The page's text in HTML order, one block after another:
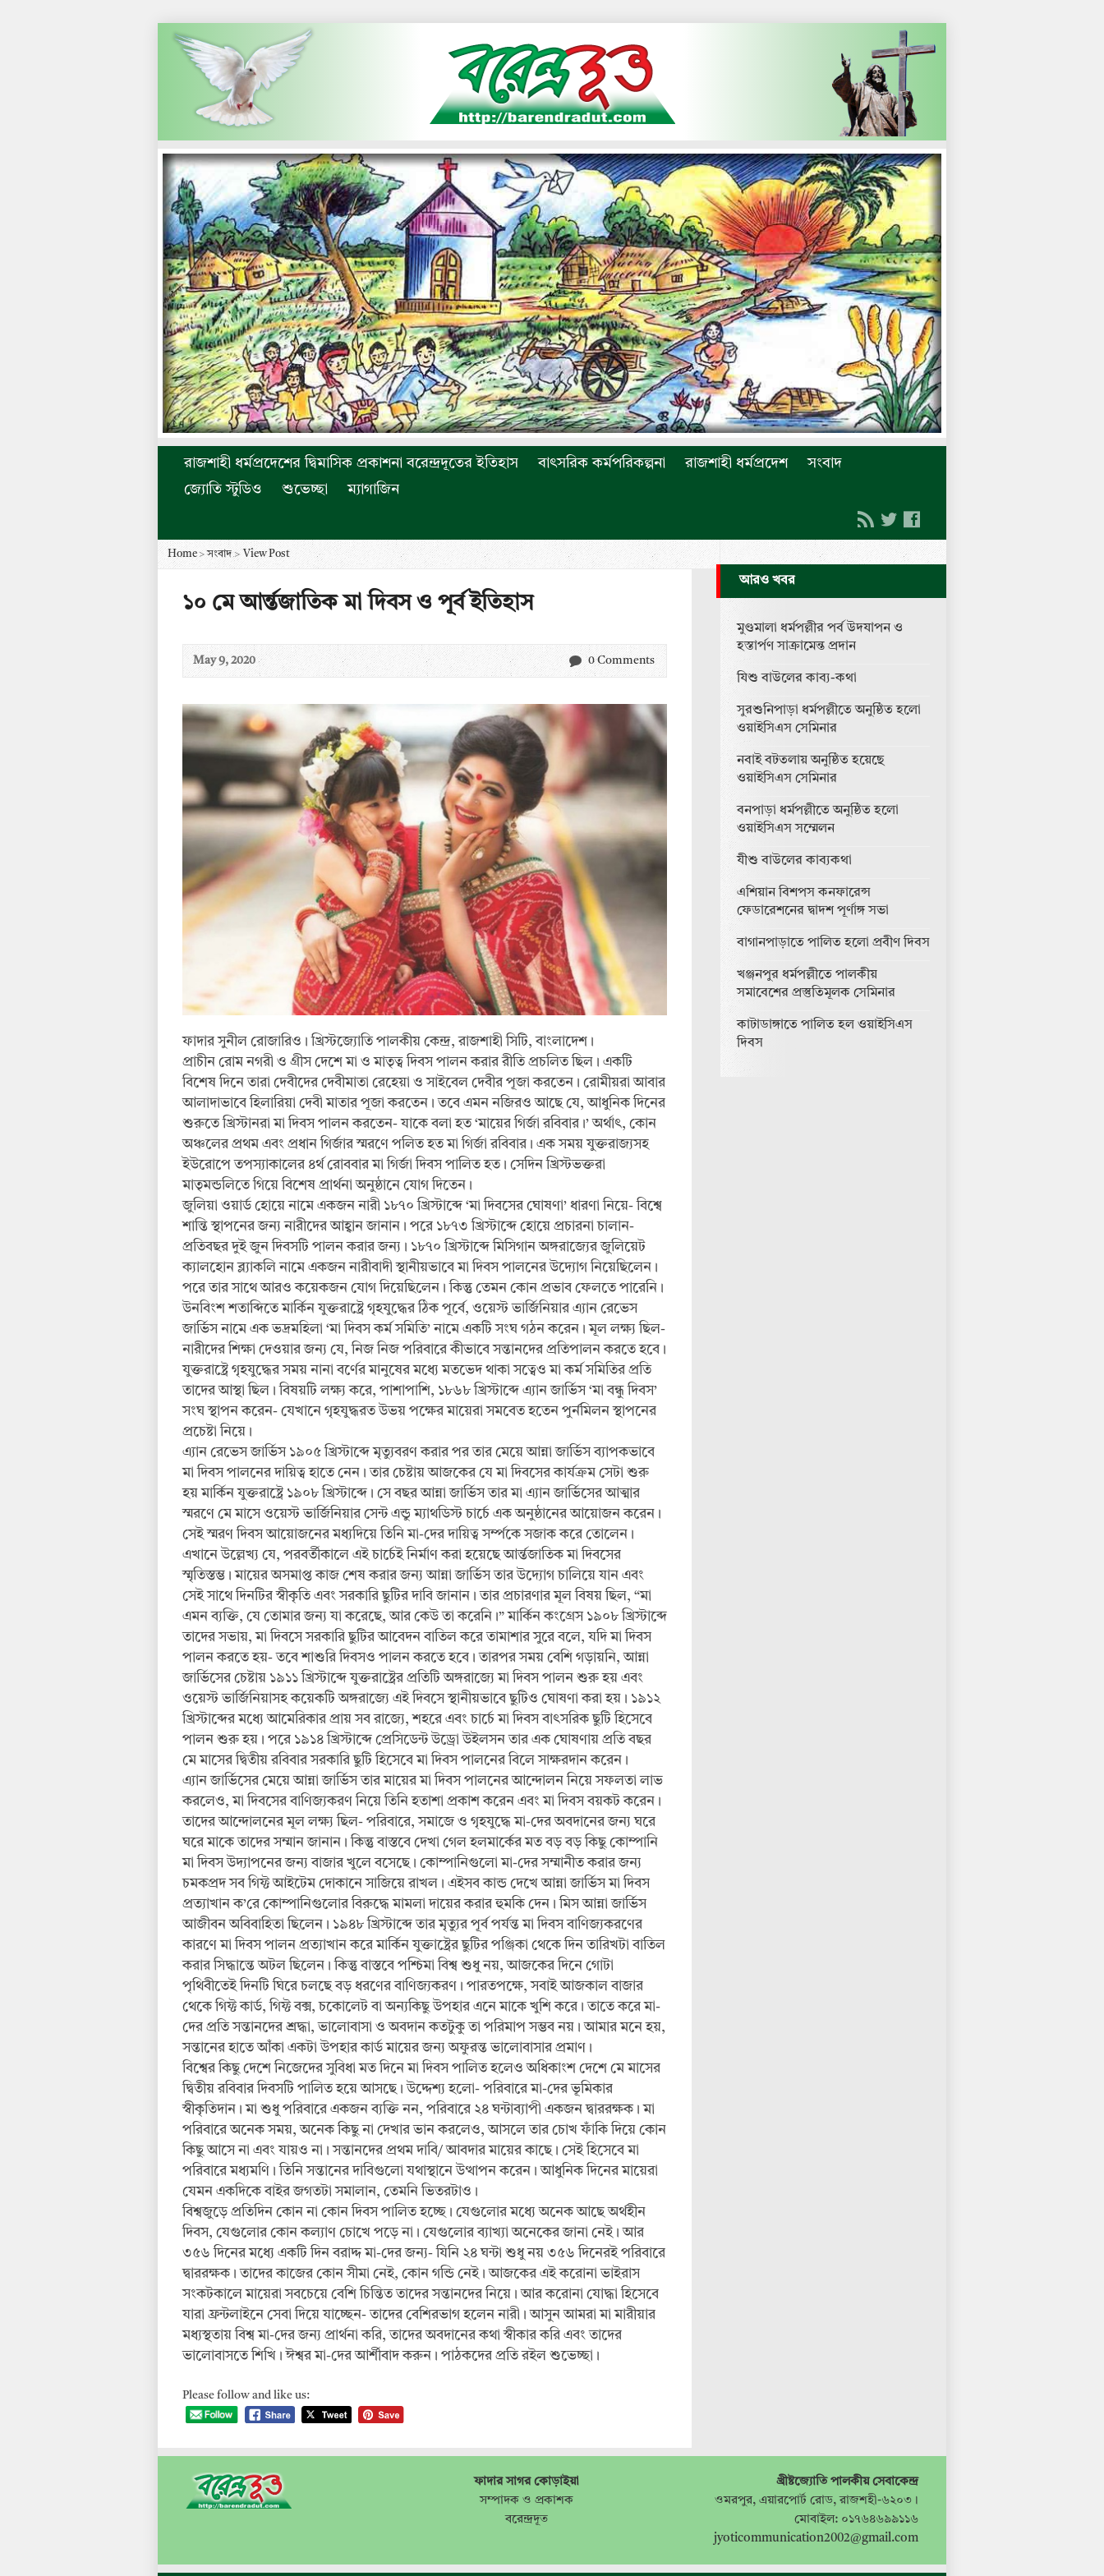
রাজশাহী ধর্মপ্রদেশের দ্বিমাসিক প্রকাশনা বরেন্দ্রদূতের ইতিহাস বাৎসরিক কর্মপরিকল্পনা রাজশাহী ধর্মপ্রদেশ
সংবাদ
জ্যোতি স্টুডিও
শুভেচ্ছা ম্যাগাজিন
Home >সংবাদ> View Post
১০ মে আর্ন্তজাতিক মা দিবস ও পূর্ব ইতিহাস
May 9, 2020 0 Comments
ফাদার সুনীল রোজারিও। খ্রিস্টজ্যোতি পালকীয় কেন্দ্র, রাজশাহী সিটি, বাংলাদেশ।
প্রাচীন রোম নগরী ও গ্রীস দেশে মা ও মাতৃত্ব দিবস পালন করার রীতি প্রচলিত ছিল। একটি
বিশেষ দিনে তারা দেবীদের দেবীমাতা রেহেয়া ও সাইবেল দেবীর পূজা করতেন। রোমীয়রা আবার
আলাদাভাবে হিলারিয়া দেবী মাতার পূজা করতেন। তবে এমন নজিরও আছে যে, আধুনিক দিনের
শুরুতে খ্রিস্টানরা মা দিবস পালন করতেন- যাকে বলা হত ‘মায়ের গির্জা রবিবার।’ অর্থাৎ, কোন
অঞ্চলের প্রথম এবং প্রধান গির্জার স্মরণে পলিত হত মা গির্জা রবিবার। এক সময় যুক্তরাজ্যসহ
ইউরোপে তপস্যাকালের ৪র্থ রোববার মা গির্জা দিবস পালিত হত। সেদিন খ্রিস্টভক্তরা
মাতৃমন্ডলিতে গিয়ে বিশেষ প্রার্থনা অনুষ্ঠানে যোগ দিতেন।
জুলিয়া ওয়ার্ড হোয়ে নামে একজন নারী ১৮৭০ খ্রিস্টাব্দে ‘মা দিবসের ঘোষণা’ ধারণা নিয়ে- বিশ্বে
শান্তি স্থাপনের জন্য নারীদের আহ্বান জানান। পরে ১৮৭৩ খ্রিস্টাব্দে হোয়ে প্রচারনা চালান-
প্রতিবছর দুই জুন দিবসটি পালন করার জন্য। ১৮৭০ খ্রিস্টাব্দে মিসিগান অঙ্গরাজ্যের জুলিয়েট
ক্যালহোন ব্ল্যাকলি নামে একজন নারীবাদী স্থানীয়ভাবে মা দিবস পালনের উদ্যোগ নিয়েছিলেন।
পরে তার সাথে আরও কয়েকজন যোগ দিয়েছিলেন। কিন্তু তেমন কোন প্রভাব ফেলতে পারেনি।
উনবিংশ শতাব্দিতে মার্কিন যুক্তরাষ্ট্রে গৃহযুদ্ধের ঠিক পূর্বে, ওয়েস্ট ভার্জিনিয়ার এ্যান রেভেস
জার্ভিস নামে এক ভদ্রমহিলা ‘মা দিবস কর্ম সমিতি’ নামে একটি সংঘ গঠন করেন। মূল লক্ষ্য ছিল-
নারীদের শিক্ষা দেওয়ার জন্য যে, নিজ নিজ পরিবারে কীভাবে সন্তানদের প্রতিপালন করতে হবে।
যুক্তরাষ্ট্রে গৃহযুদ্ধের সময় নানা বর্ণের মানুষের মধ্যে মতভেদ থাকা সত্বেও মা কর্ম সমিতির প্রতি
তাদের আস্থা ছিল। বিষয়টি লক্ষ্য করে, পাশাপাশি, ১৮৬৮ খ্রিস্টাব্দে এ্যান জার্ভিস ‘মা বন্ধু দিবস’
সংঘ স্থাপন করেন- যেখানে গৃহযুদ্ধরত উভয় পক্ষের মায়েরা সমবেত হতেন পুর্নমিলন স্থাপনের
প্রচেষ্টা নিয়ে।
এ্যান রেভেস জার্ভিস ১৯০৫ খ্রিস্টাব্দে মৃত্যুবরণ করার পর তার মেয়ে আন্না জার্ভিস ব্যাপকভাবে
মা দিবস পালনের দায়িত্ব হাতে নেন। তার চেষ্টায় আজকের যে মা দিবসের কার্যক্রম সেটা শুরু
হয় মার্কিন যুক্তরাষ্ট্রে ১৯০৮ খ্রিস্টাব্দে। সে বছর আন্না জার্ভিস তার মা এ্যান জার্ভিসের আত্মার
স্মরণে মে মাসে ওয়েস্ট ভার্জিনিয়ার সেন্ট এন্ডু ম্যাথডিস্ট চার্চে এক অনুষ্ঠানের আয়োজন করেন।
সেই স্মরণ দিবস আয়োজনের মধ্যদিয়ে তিনি মা-দের দায়িত্ব সর্ম্পকে সজাক করে তোলেন।
এখানে উল্লেখ্য যে, পরবর্তীকালে এই চার্চেই নির্মাণ করা হয়েছে আর্ন্তজাতিক মা দিবসের
স্মৃতিস্তম্ভ। মায়ের অসমাপ্ত কাজ শেষ করার জন্য আন্না জার্ভিস তার উদ্যোগ চালিয়ে যান এবং
সেই সাথে দিনটির স্বীকৃতি এবং সরকারি ছুটির দাবি জানান। তার প্রচারণার মূল বিষয় ছিল, “মা
এমন ব্যক্তি, যে তোমার জন্য যা করেছে, আর কেউ তা করেনি।” মার্কিন কংগ্রেস ১৯০৮ খ্রিস্টাব্দে
তাদের সভায়, মা দিবসে সরকারি ছুটির আবেদন বাতিল করে তামাশার সুরে বলে, যদি মা দিবস
পালন করতে হয়- তবে শাশুরি দিবসও পালন করতে হবে। তারপর সময় বেশি গড়ায়নি, আন্না
জার্ভিসের চেষ্টায় ১৯১১ খ্রিস্টাব্দে যুক্তরাষ্ট্রের প্রতিটি অঙ্গরাজ্যে মা দিবস পালন শুরু হয় এবং
ওয়েস্ট ভার্জিনিয়াসহ কয়েকটি অঙ্গরাজ্যে এই দিবসে স্থানীয়ভাবে ছুটিও ঘোষণা করা হয়। ১৯১২
খ্রিস্টাব্দের মধ্যে আমেরিকার প্রায় সব রাজ্যে, শহরে এবং চার্চে মা দিবস বাৎসরিক ছুটি হিসেবে
পালন শুরু হয়। পরে ১৯১৪ খ্রিস্টাব্দে প্রেসিডেন্ট উড্রো উইলসন তার এক ঘোষণায় প্রতি বছর
মে মাসের দ্বিতীয় রবিবার সরকারি ছুটি হিসেবে মা দিবস পালনের বিলে সাক্ষরদান করেন।
এ্যান জার্ভিসের মেয়ে আন্না জার্ভিস তার মায়ের মা দিবস পালনের আন্দোলন নিয়ে সফলতা লাভ
করলেও, মা দিবসের বাণিজ্যকরণ নিয়ে তিনি হতাশা প্রকাশ করেন এবং মা দিবস বয়কট করেন।
তাদের আন্দোলনের মূল লক্ষ্য ছিল- পরিবারে, সমাজে ও গৃহযুদ্ধে মা-দের অবদানের জন্য ঘরে
ঘরে মাকে তাদের সম্মান জানান। কিন্তু বাস্তবে দেখা গেল হলমার্কের মত বড় বড় কিছু কোম্পানি
মা দিবস উদ্যাপনের জন্য বাজার খুলে বসেছে। কোম্পানিগুলো মা-দের সম্মানীত করার জন্য
চমকপ্রদ সব গিফ্ট আইটেম দোকানে সাজিয়ে রাখল। এইসব কান্ড দেখে আন্না জার্ভিস মা দিবস
প্রত্যাখান ক’রে কোম্পানিগুলোর বিরুদ্ধে মামলা দায়ের করার হুমকি দেন। মিস আন্না জার্ভিস
আজীবন অবিবাহিতা ছিলেন। ১৯৪৮ খ্রিস্টাব্দে তার মৃত্যুর পূর্ব পর্যন্ত মা দিবস বাণিজ্যকরণের
কারণে মা দিবস পালন প্রত্যাখান করে মার্কিন যুক্তাষ্ট্রের ছুটির পঞ্জিকা থেকে দিন তারিখটা বাতিল
করার সিদ্ধান্তে অটল ছিলেন। কিন্তু বাস্তবে পশ্চিমা বিশ্ব শুধু নয়, আজকের দিনে গোটা
পৃথিবীতেই দিনটি ঘিরে চলছে বড় ধরণের বাণিজ্যকরণ। পারতপক্ষে, সবাই আজকাল বাজার
থেকে গিফ্ট কার্ড, গিফ্ট বক্স, চকোলেট বা অন্যকিছু উপহার এনে মাকে খুশি করে। তাতে করে মা-
দের প্রতি সন্তানদের শ্রদ্ধা, ভালোবাসা ও অবদান কতটুকু তা পরিমাপ সম্ভব নয়। আমার মনে হয়,
সন্তানের হাতে আঁকা একটা উপহার কার্ড মায়ের জন্য অফুরন্ত ভালোবাসার প্রমাণ।
বিশ্বের কিছু দেশে নিজেদের সুবিধা মত দিনে মা দিবস পালিত হলেও অধিকাংশ দেশে মে মাসের
দ্বিতীয় রবিবার দিবসটি পালিত হয়ে আসছে। উদ্দেশ্য হলো- পরিবারে মা-দের ভূমিকার
স্বীকৃতিদান। মা শুধু পরিবারে একজন ব্যক্তি নন, পরিবারে ২৪ ঘন্টাব্যাপী একজন দ্বাররক্ষক। মা
পরিবারে অনেক সময়, অনেক কিছু না দেখার ভান করলেও, আসলে তার চোখ ফাঁকি দিয়ে কোন
কিছু আসে না এবং যায়ও না। সন্তানদের প্রথম দাবি/ আবদার মায়ের কাছে। সেই হিসেবে মা
পরিবারে মধ্যমণি। তিনি সন্তানের দাবিগুলো যথাস্থানে উত্থাপন করেন। আধুনিক দিনের মায়েরা
যেমন একদিকে বাইর জগতটা সমালান, তেমনি ভিতরটাও।
বিশ্বজুড়ে প্রতিদিন কোন না কোন দিবস পালিত হচ্ছে। যেগুলোর মধ্যে অনেক আছে অর্থহীন
দিবস, যেগুলোর কোন কল্যাণ চোখে পড়ে না। যেগুলোর ব্যাখ্যা অনেকের জানা নেই। আর
৩৫৬ দিনের মধ্যে একটি দিন বরাদ্দ মা-দের জন্য- যিনি ২৪ ঘন্টা শুধু নয় ৩৫৬ দিনেরই পরিবারে
দ্বাররক্ষক। তাদের কাজের কোন সীমা নেই, কোন গন্ডি নেই। আজকের এই করোনা ভাইরাস
সংকটকালে মায়েরা সবচেয়ে বেশি চিন্তিত তাদের সন্তানদের নিয়ে। আর করোনা যোদ্ধা হিসেবে
যারা ফ্রন্টলাইনে সেবা দিয়ে যাচ্ছেন- তাদের বেশিরভাগ হলেন নারী। আসুন আমরা মা মারীয়ার
মধ্যস্থতায় বিশ্ব মা-দের জন্য প্রার্থনা করি, তাদের অবদানের কথা স্বীকার করি এবং তাদের
ভালোবাসতে শিখি। ঈশ্বর মা-দের আর্শীবাদ করুন। পাঠকদের প্রতি রইল শুভেচ্ছা।
Please follow and like us:
আরও খবর
মুণ্ডমালা ধর্মপল্লীর পর্ব উদযাপন ও
হস্তার্পণ সাক্রামেন্ত প্রদান
যিশু বাউলের কাব্য-কথা
সুরশুনিপাড়া ধর্মপল্লীতে অনুষ্ঠিত হলো
ওয়াইসিএস সেমিনার
নবাই বটতলায় অনুষ্ঠিত হয়েছে
ওয়াইসিএস সেমিনার
বনপাড়া ধর্মপল্লীতে অনুষ্ঠিত হলো
ওয়াইসিএস সম্মেলন
যীশু বাউলের কাব্যকথা
এশিয়ান বিশপস কনফারেন্স
ফেডারেশনের দ্বাদশ পূর্ণাঙ্গ সভা
বাগানপাড়াতে পালিত হলো প্রবীণ দিবস
খঞ্জনপুর ধর্মপল্লীতে পালকীয়
সমাবেশের প্রস্তুতিমূলক সেমিনার
কাটাডাঙ্গাতে পালিত হল ওয়াইসিএস
দিবস
ফাদার সাগর কোড়াইয়া
সম্পাদক ও প্রকাশক
বরেন্দ্রদূত
খ্রীষ্টজ্যোতি পালকীয় সেবাকেন্দ্র
ওমরপুর, এয়ারপোর্ট রোড, রাজশহী-৬২০৩।
মোবাইল: ০১৭৬৪৬৯৯১১৬
jyoticommunication2002@gmail.com